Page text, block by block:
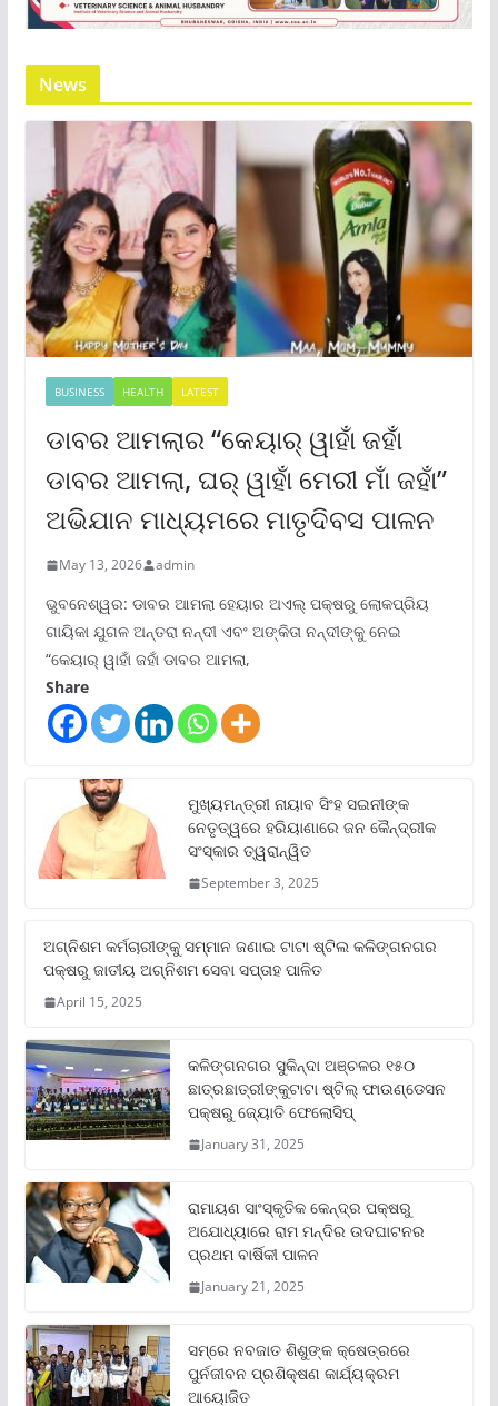
News
BUSINESS HEALTH LATEST
ଡାବର ଆମଲାର “କେୟାର୍ ୱାହାଁ ଜହାଁ
ଡାବର ଆମଲା, ଘର୍ ୱାହାଁ ମେରୀ ମାଁ ଜହାଁ”
ଅଭିଯାନ ମାଧ୍ୟମରେ ମାତୃଦିବସ ପାଳନ
May 13, 2026 admin
ଭୁବନେଶ୍ୱର: ଡାବର ଆମଲା ହେୟାର ଅଏଲ୍ ପକ୍ଷରୁ ଲୋକପ୍ରିୟ
ଗାୟିକା ଯୁଗଳ ଅନ୍ତରା ନନ୍ଦୀ ଏବଂ ଅଙ୍କିତା ନନ୍ଦୀଙ୍କୁ ନେଇ
“କେୟାର୍ ୱାହାଁ ଜହାଁ ଡାବର ଆମଲା,
Share
ମୁଖ୍ୟମନ୍ତ୍ରୀ ନାୟାବ ସିଂହ ସଇନୀଙ୍କ
ନେତୃତ୍ୱରେ ହରିୟାଣାରେ ଜନ କୈନ୍ଦ୍ରୀକ
ସଂସ୍କାର ତ୍ୱରାନ୍ୱିତ
September 3, 2025
ଅଗ୍ନିଶମ କର୍ମଚାରୀଙ୍କୁ ସମ୍ମାନ ଜଣାଇ ଟାଟା ଷ୍ଟିଲ କଳିଙ୍ଗନଗର
ପକ୍ଷରୁ ଜାତୀୟ ଅଗ୍ନିଶମ ସେବା ସପ୍ତାହ ପାଳିତ
April 15, 2025
କଳିଙ୍ଗନଗର ସୁକିନ୍ଦା ଅଞ୍ଚଳର ୧୫୦
ଛାତ୍ରଛାତ୍ରୀଙ୍କୁଟାଟା ଷ୍ଟିଲ୍ ଫାଉଣ୍ଡେସନ
ପକ୍ଷରୁ ଜ୍ୟୋତି ଫେଲୋସିପ୍‌
January 31, 2025
ରାମାୟଣ ସାଂସ୍କୃତିକ କେନ୍ଦ୍ର ପକ୍ଷରୁ
ଅଯୋଧ୍ୟାରେ ରାମ ମନ୍ଦିର ଉଦଘାଟନର
ପ୍ରଥମ ବାର୍ଷିକୀ ପାଳନ
January 21, 2025
ସମ୍‌ରେ ନବଜାତ ଶିଶୁଙ୍କ କ୍ଷେତ୍ରରେ
ପୁର୍ନଜୀବନ ପ୍ରଶିକ୍ଷଣ କାର୍ଯ୍ୟକ୍ରମ
ଆୟୋଜିତ